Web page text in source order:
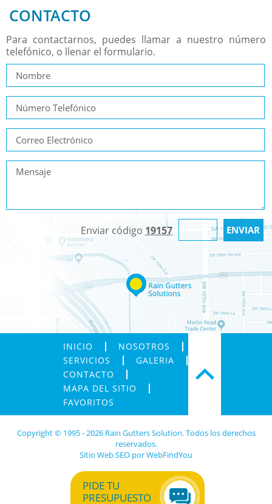
PIDE TU
PRESUPUESTO
CONTACTO
Para contactarnos, puedes llamar a nuestro número
telefónico, o llenar el formulario.
Enviar código 19157
INICIO
NOSOTROS
SERVICIOS
GALERIA
CONTACTO
MAPA DEL SITIO
FAVORITOS
Copyright © 1995 - 2026 Rain Gutters Solution. Todos los derechos
reservados.
Sitio Web SEO porWebFindYou